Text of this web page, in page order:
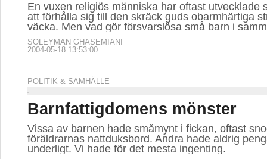
En vuxen religiös människa har oftast utvecklade
att förhålla sig till den skräck guds obarmhärtiga
väcka. Men vad gör försvarslösa små barn i
SOLEYMAN GHASEMIANI
2004-05-18 13:53:00
POLITIK & SAMHÄLLE
Barnfattigdomens mönster
Vissa av barnen hade småmynt i fickan, oftast
föräldrarnas nattduksbord. Andra hade aldrig
underligt. Vi hade för det mesta ingenting.